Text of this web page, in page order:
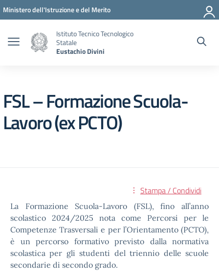
Vai ai contenuti
Vai al menu di navigazione
Vai al footer
Ministero dell'Istruzione e del Merito
Istituto Tecnico Tecnologico
Statale
Eustachio Divini
FSL – Formazione Scuola-
Lavoro (ex PCTO)
Stampa / Condividi
La Formazione Scuola-Lavoro (FSL), fino all’anno
scolastico 2024/2025 nota come Percorsi per le
Competenze Trasversali e per l’Orientamento (PCTO),
è un percorso formativo previsto dalla normativa
scolastica per gli studenti del triennio delle scuole
secondarie di secondo grado.